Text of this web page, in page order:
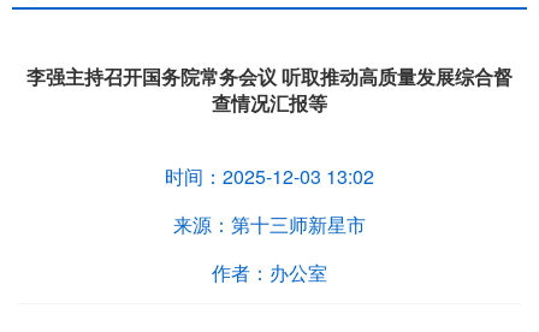
李强主持召开国务院常务会议 听取推动高质量发展综合督
查情况汇报等
时间： 2025-12-03 13:02
来源： 第十三师新星市
作者： 办公室